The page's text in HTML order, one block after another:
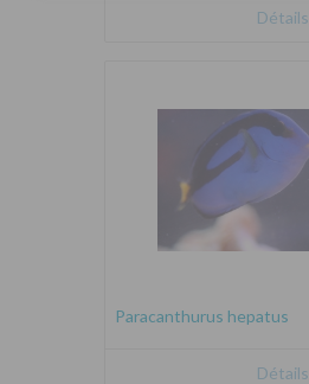
Détails
Paracanthurus hepatus
Détails